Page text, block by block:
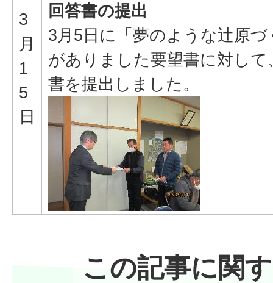
3
月
1
5
日
回答書の提出
3月5日に「夢のような辻原
がありました要望書に対し
書を提出しました。
この記事に関